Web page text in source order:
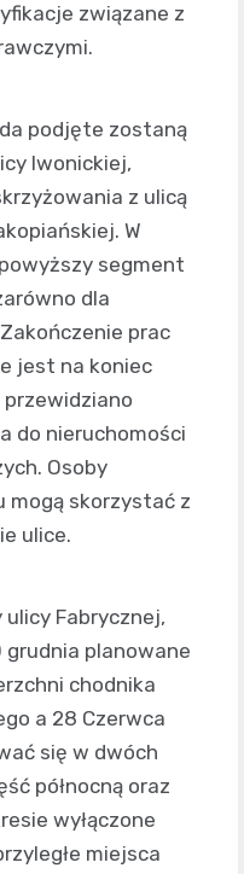
związane z
podjęte zostaną
Iwonickiej,
z ulicą
W
segment
dla
prac
jest na koniec
do nieruchomości
Osoby
mogą skorzystać z
ulice.
Fabrycznej,
grudnia planowane
chodnika
a 28 Czerwca
się w dwóch
północną oraz
wyłączone
miejsca